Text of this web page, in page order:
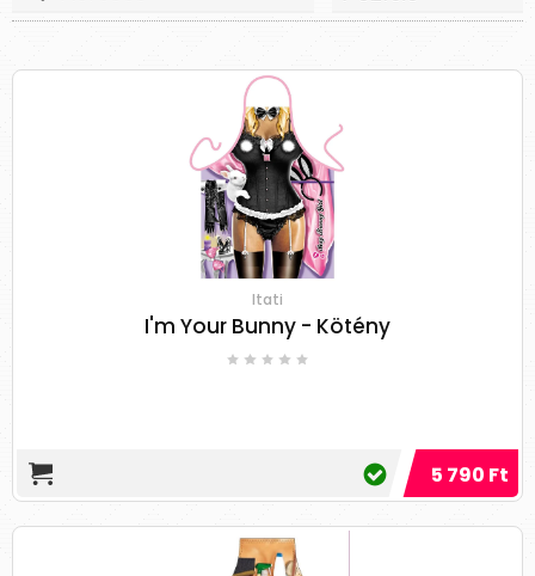
Itati
I'm Your Bunny - Kötény
5 790 Ft